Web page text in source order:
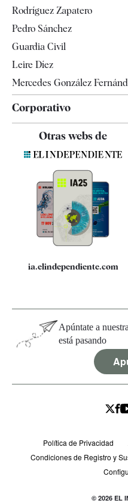
Televisión
Rodríguez Zapatero
Pedro Sánchez
Guardia Civil
Leire Díez
Mercedes González
Corporativo
Contacto
Quiénes somos
Especificaciones
Otras webs de
ia.elindependiente.com
Apúntate a
está pasando
Política de Privacidad
Condiciones de Registro y
© 2026 EL